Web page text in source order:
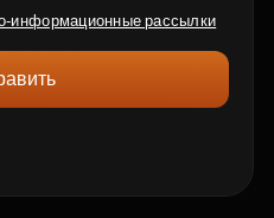
информационные рассылки